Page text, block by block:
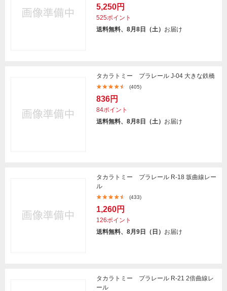
5,250円
525ポイント
送料無料、8月8日（土） お届け
タカラトミー プラレール J-04 大きな鉄橋
(405)
836円
84ポイント
送料無料、8月8日（土） お届け
タカラトミー プラレール R-18 坂曲線レー
ル
(433)
1,260円
126ポイント
送料無料、8月9日（日） お届け
タカラトミー プラレール R-21 2倍曲線レ
ール